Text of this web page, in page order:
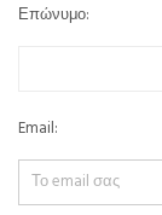
Επώνυμο:
Email: